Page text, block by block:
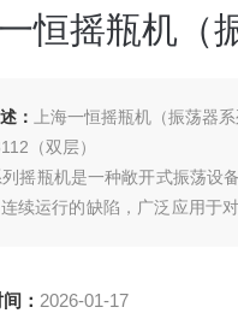
一恒摇瓶机（
：
上海一恒摇瓶机（振荡器
（双层）
摇瓶机是一种敞开式振荡设
续运行的缺陷，广泛应用于
： 2026-01-17